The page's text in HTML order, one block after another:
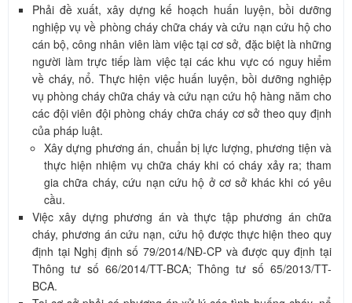
Phải đề xuất, xây dựng kế hoạch huấn luyện, bồi dưỡng
nghiệp vụ về phòng cháy chữa cháy và cứu nạn cứu hộ cho
cán bộ, công nhân viên làm việc tại cơ sở, đặc biệt là những
người làm trực tiếp làm việc tại các khu vực có nguy hiểm
về cháy, nổ. Thực hiện việc huấn luyện, bồi dưỡng nghiệp
vụ phòng cháy chữa cháy và cứu nạn cứu hộ hàng năm cho
các đội viên đội phòng cháy chữa cháy cơ sở theo quy định
của pháp luật.
Xây dựng phương án, chuẩn bị lực lượng, phương tiện và
thực hiện nhiệm vụ chữa cháy khi có cháy xảy ra; tham
gia chữa cháy, cứu nạn cứu hộ ở cơ sở khác khi có yêu
cầu.
Việc xây dựng phương án và thực tập phương án chữa
cháy, phương án cứu nạn, cứu hộ được thực hiện theo quy
định tại Nghị định số 79/2014/NĐ-CP và được quy định tại
Thông tư số 66/2014/TT-BCA; Thông tư số 65/2013/TT-
BCA.